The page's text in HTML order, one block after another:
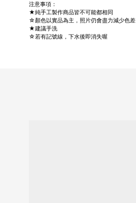
注意事項：
★純手工製作商品皆不可能都相同
☆顏色以實品為主，照片仍會盡力減少色差
★建議手洗
☆若有記號線，下水後即消失喔